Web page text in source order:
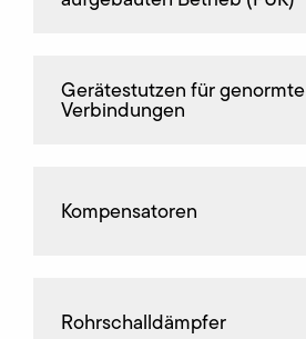
Gerätestutzen für genormte
Verbindungen
Kompensatoren
Rohrschalldämpfer